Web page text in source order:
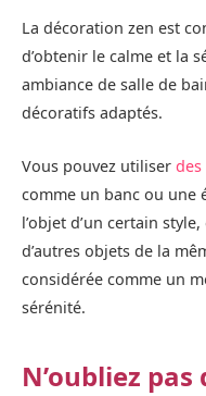
La décoration zen est
d’obtenir le calme et la
ambiance de salle de
décoratifs adaptés.
Vous pouvez utiliser
comme un banc ou une
l’objet d’un certain
d’autres objets de la
considérée comme un
sérénité.
N’oubliez